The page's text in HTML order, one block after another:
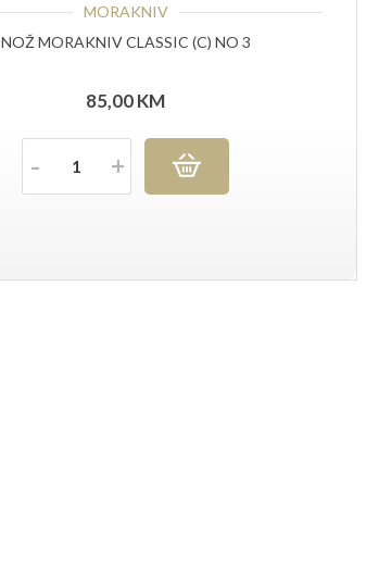
MORAKNIV
NOŽ MORAKNIV CLASSIC (C) NO 3
85,00KM
Količina